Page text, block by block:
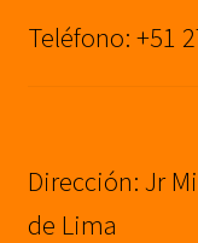
Teléfono: +51
Dirección: Jr
de Lima